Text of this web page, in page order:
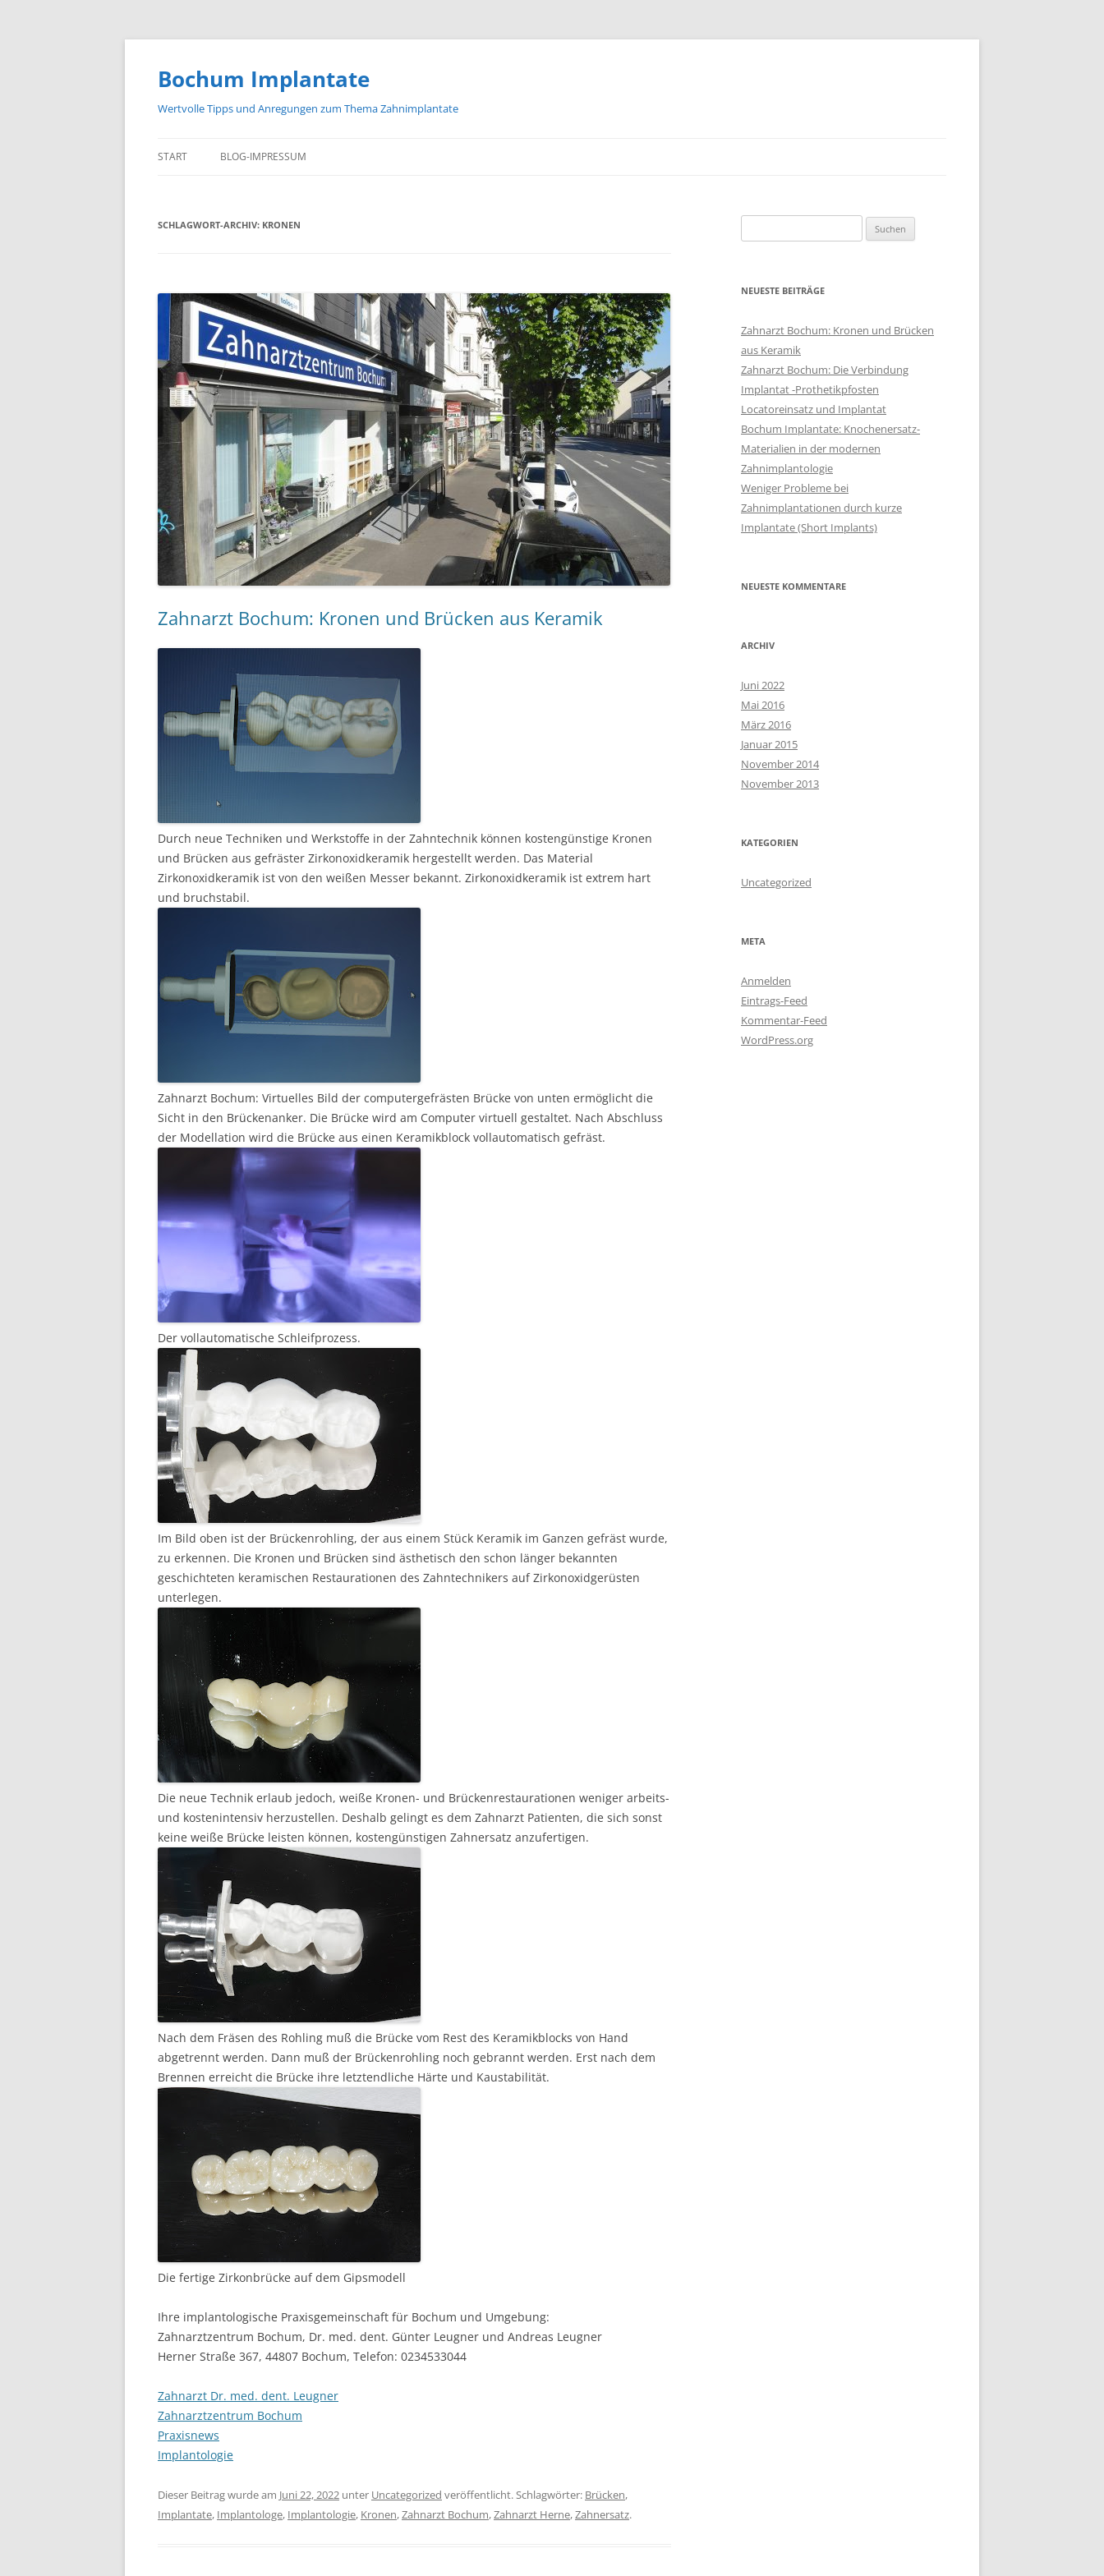
Zum
springen
Bochum Implantate
Wertvolle Tipps und Anregungen zum Thema Zahnimplantate
START BLOG-IMPRESSUM
SCHLAGWORT-ARCHIV: KRONEN
Zahnarzt Bochum: Kronen und Brücken aus Keramik
Durch neue Techniken und Werkstoffe in der Zahntechnik können kostengünstige Kronen
und Brücken aus gefräster Zirkonoxidkeramik hergestellt werden. Das Material
Zirkonoxidkeramik ist von den weißen Messer bekannt. Zirkonoxidkeramik ist extrem hart
und bruchstabil.
Zahnarzt Bochum: Virtuelles Bild der computergefrästen Brücke von unten ermöglicht die
Sicht in den Brückenanker. Die Brücke wird am Computer virtuell gestaltet. Nach Abschluss
der Modellation wird die Brücke aus einen Keramikblock vollautomatisch gefräst.
Der vollautomatische Schleifprozess.
Im Bild oben ist der Brückenrohling, der aus einem Stück Keramik im Ganzen gefräst wurde,
zu erkennen. Die Kronen und Brücken sind ästhetisch den schon länger bekannten
geschichteten keramischen Restaurationen des Zahntechnikers auf Zirkonoxidgerüsten
unterlegen.
Die neue Technik erlaub jedoch, weiße Kronen- und Brückenrestaurationen weniger arbeits-
und kostenintensiv herzustellen. Deshalb gelingt es dem Zahnarzt Patienten, die sich sonst
keine weiße Brücke leisten können, kostengünstigen Zahnersatz anzufertigen.
Nach dem Fräsen des Rohling muß die Brücke vom Rest des Keramikblocks von Hand
abgetrennt werden. Dann muß der Brückenrohling noch gebrannt werden. Erst nach dem
Brennen erreicht die Brücke ihre letztendliche Härte und Kaustabilität.
Die fertige Zirkonbrücke auf dem Gipsmodell
Ihre implantologische Praxisgemeinschaft für Bochum und Umgebung:
Zahnarztzentrum Bochum, Dr. med. dent. Günter Leugner und Andreas Leugner
Herner Straße 367, 44807 Bochum, Telefon: 0234533044
Zahnarzt Dr. med. dent. Leugner
Zahnarztzentrum Bochum
Praxisnews
Implantologie
Dieser Beitrag wurde am Juni 22, 2022 unter Uncategorized veröffentlicht. Schlagwörter: Brücken,
Implantate, Implantologe, Implantologie, Kronen,Zahnarzt Bochum,Zahnarzt Herne,Zahnersatz.
nach:
NEUESTE BEITRÄGE
Zahnarzt Bochum: Kronen und Brücken
aus Keramik
Zahnarzt Bochum: Die Verbindung
Implantat -Prothetikpfosten
Locatoreinsatz und Implantat
Bochum Implantate: Knochenersatz-
Materialien in der modernen
Zahnimplantologie
Weniger Probleme bei
Zahnimplantationen durch kurze
Implantate (Short Implants)
NEUESTE KOMMENTARE
ARCHIV
Juni 2022
Mai 2016
März 2016
Januar 2015
November 2014
November 2013
KATEGORIEN
Uncategorized
META
Anmelden
Eintrags-Feed
Kommentar-Feed
WordPress.org